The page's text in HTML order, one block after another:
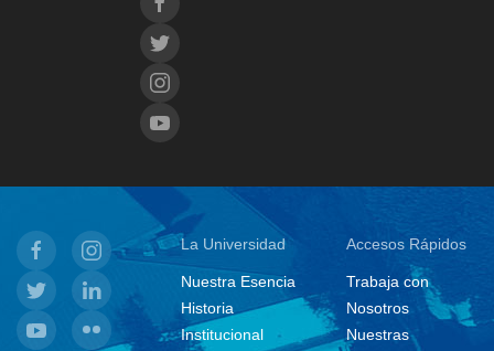
La Universidad
Nuestra Esencia
Historia
Institucional
Accesos Rápidos
Trabaja con
Nosotros
Nuestras